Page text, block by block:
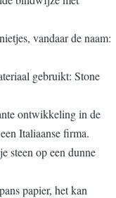
vandaar de naam:
gebruikt: Stone
ontwikkeling in de
Italiaanse firma.
steen op een dunne
papier, het kan